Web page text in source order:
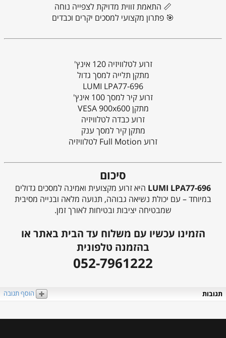
📏 התאמת זווית מדויקת לצפייה נוחה
🎯 פתרון מקצועי למסכים יקרים וכבדים
זרוע לטלוויזיה 120 אינץ'
מתקן תלייה למסך גדול
LUMI LPA77-696
זרוע קיר למסך 100 אינץ'
מתקן VESA 900x600
זרוע כבדה לטלוויזיה
מתקן קיר למסך ענק
זרוע Full Motion לטלוויזיה
סיכום
LUMI LPA77-696 היא זרוע מקצועית ואמינה למסכים גדולים
במיוחד – עם יכולת נשיאה גבוהה, תנועה מלאה ובנייה מסיבית
שמבטיחה יציבות ובטיחות לאורך זמן.
הזמינו עכשיו עם משלוח עד הבית באתר או
בהזמנה טלפונית
052-7961222
תגובות הוסף תגובה